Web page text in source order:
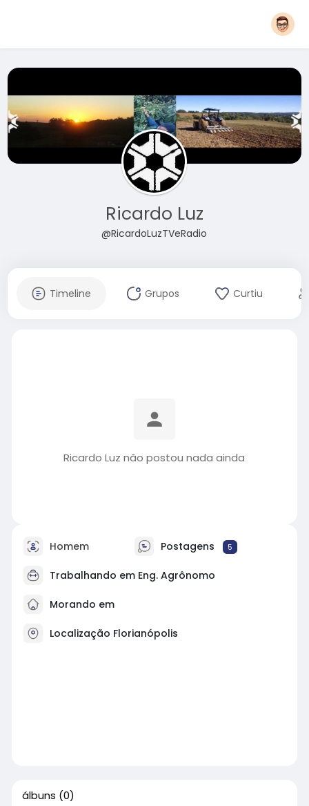
Ricardo Luz
@RicardoLuzTVeRadio
Timeline Grupos Curtiu
Ricardo Luz não postou nada ainda
Homem Postagens 5
Trabalhando em Eng. Agrônomo
Morando em
Localização Florianópolis
álbuns (0)